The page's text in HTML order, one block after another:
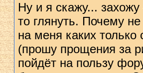
Ну и я скажу...
то глянуть. Почему
на меня каких
(прошу прощения за
пойдёт на пользу